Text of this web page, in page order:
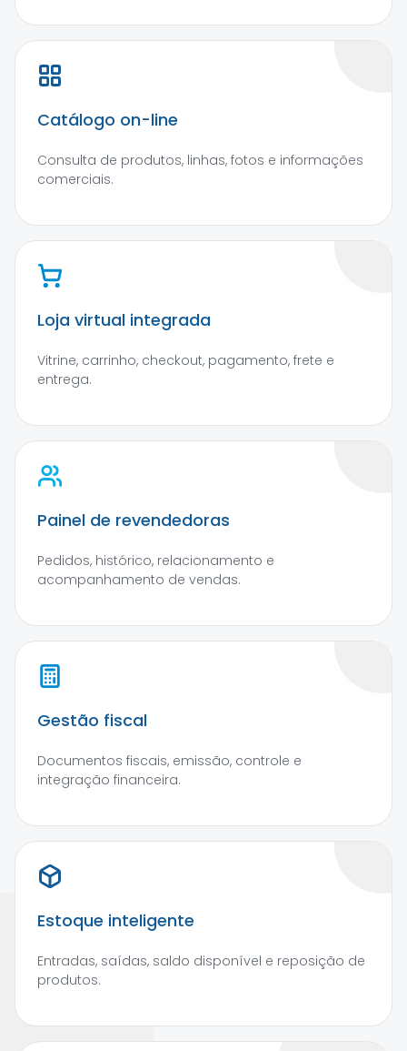
Catálogo on-line
Consulta de produtos, linhas, fotos e informações
comerciais.
Loja virtual integrada
Vitrine, carrinho, checkout, pagamento, frete e
entrega.
Painel de revendedoras
Pedidos, histórico, relacionamento e
acompanhamento de vendas.
Gestão fiscal
Documentos fiscais, emissão, controle e
integração financeira.
Estoque inteligente
Entradas, saídas, saldo disponível e reposição de
produtos.